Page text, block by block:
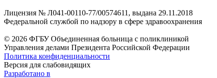
Лицензия № Л041-00110-77/00574611, выдана 29.11.2018
Федеральной службой по надзору в сфере здравоохранения
© 2026 ФГБУ Объединенная больница с поликлиникой
Управления делами Президента Российской Федерации
Политика конфиденциальности
Версия для слабовидящих
Разработано в